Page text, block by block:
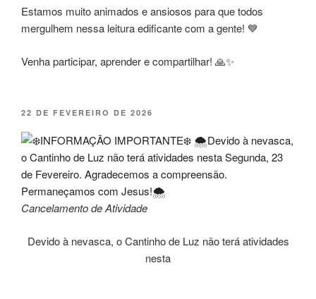
Estamos muito animados e ansiosos para que todos
mergulhem nessa leitura edificante com a gente! 💙
Venha participar, aprender e compartilhar! 🙏✨
PUBLICADO
22 DE FEVEREIRO DE 2026
Cancelamento de Atividade
Devido à nevasca, o Cantinho de Luz não terá atividades
nesta